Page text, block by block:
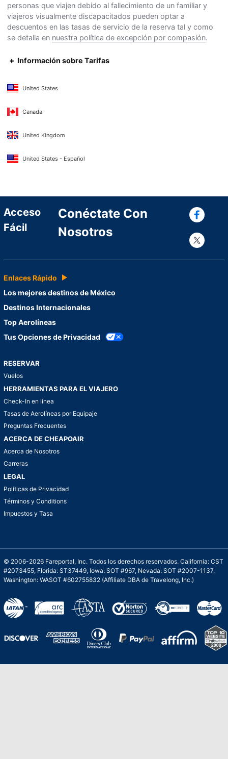
personas que viajen debido al fallecimiento de un familiar y
viajeros visualmente discapacitados pueden optar a
descuentos en las tasas de servicio de la reserva tal y como
se detalla en nuestra política de excepción por compasión.
Información sobre Tarifas
United States
Canada
United Kingdom
United States - Español
Acceso
Fácil
Conéctate Con
Nosotros
Enlaces Rápido
Los mejores destinos de México
Destinos Internacionales
Top Aerolíneas
Tus Opciones de Privacidad
RESERVAR
Vuelos
HERRAMIENTAS PARA EL VIAJERO
Check-In en línea
Tasas de Aerolíneas por Equipaje
Preguntas Frecuentes
ACERCA DE CHEAPOAIR
Acerca de Nosotros
Carreras
LEGAL
Políticas de Privacidad
Términos y Conditions
Impuestos y Tasa
© 2006-2026 Fareportal, Inc. Todos los derechos reservados. California: CST
#2073455, Florida: ST37449, Iowa: SOT #967, Nevada: SOT #2007-1137,
Washington: WASOT #602755832 (Affiliate DBA de Travelong, Inc.)